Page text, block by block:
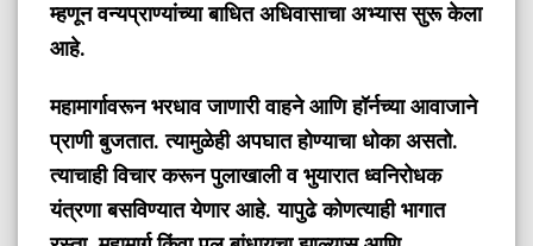
म्हणून वन्यप्राण्यांच्या बाधित अधिवासाचा अभ्यास सुरू केला
आहे.
महामार्गावरून भरधाव जाणारी वाहने आणि हॉर्नच्या आवाजाने
प्राणी बुजतात. त्यामुळेही अपघात होण्याचा धोका असतो.
त्याचाही विचार करून पुलाखाली व भुयारात ध्वनिरोधक
यंत्रणा बसविण्यात येणार आहे. यापुढे कोणत्याही भागात